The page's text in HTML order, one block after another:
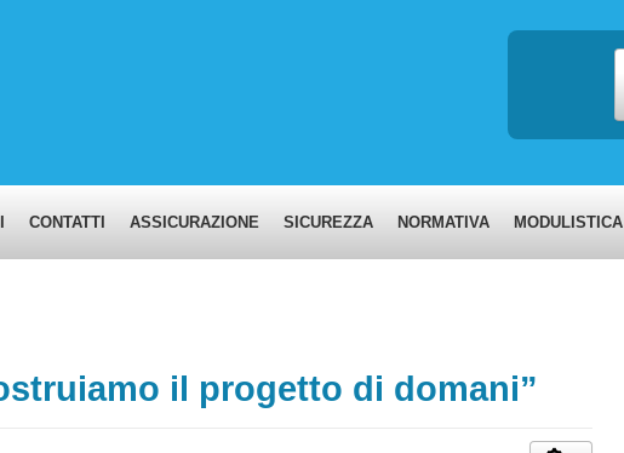
CONTATTI ASSICURAZIONE SICUREZZA NORMATIVA MODULISTICA
il progetto di domani”